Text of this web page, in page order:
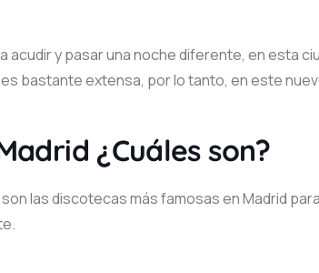
y pasar una noche diferente, en esta
bastante extensa, por lo tanto, en este
¿Cuáles son?
las discotecas más famosas en Madrid